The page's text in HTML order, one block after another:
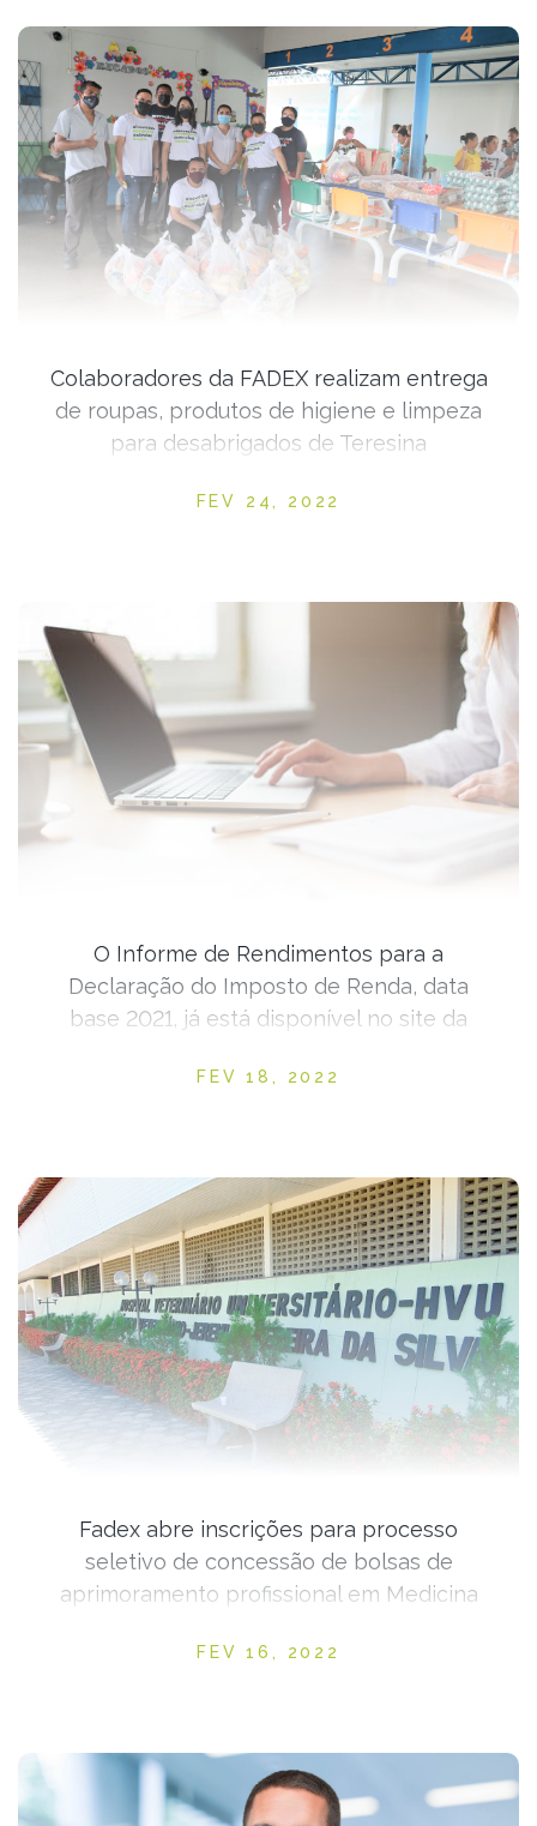
Colaboradores da FADEX realizam entrega
de roupas, produtos de higiene e limpeza
para desabrigados de Teresina
Posted on
FEV 24, 2022
O Informe de Rendimentos para a
Declaração do Imposto de Renda, data
base 2021, já está disponível no site da
Posted on
FEV 18, 2022
Fadex abre inscrições para processo
seletivo de concessão de bolsas de
aprimoramento profissional em Medicina
Posted on
FEV 16, 2022